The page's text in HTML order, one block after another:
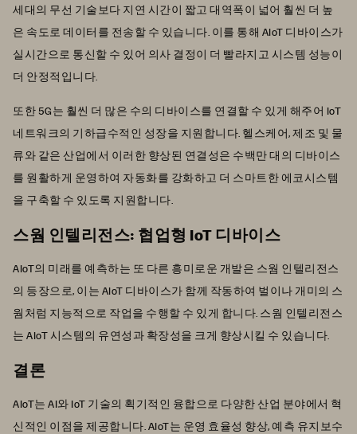
세대의 무선 기술보다 지연 시간이 짧고 대역폭이 넓어 훨씬 더 높
은 속도로 데이터를 전송할 수 있습니다. 이를 통해 AIoT 디바이스가
실시간으로 통신할 수 있어 의사 결정이 더 빨라지고 시스템 성능이
더 안정적입니다.
또한 5G는 훨씬 더 많은 수의 디바이스를 연결할 수 있게 해주어 IoT
네트워크의 기하급수적인 성장을 지원합니다. 헬스케어, 제조 및 물
류와 같은 산업에서 이러한 향상된 연결성은 수백만 대의 디바이스
를 원활하게 운영하여 자동화를 강화하고 더 스마트한 에코시스템
을 구축할 수 있도록 지원합니다.
스웜 인텔리전스: 협업형 IoT 디바이스
AIoT의 미래를 예측하는 또 다른 흥미로운 개발은 스웜 인텔리전스
의 등장으로, 이는 AIoT 디바이스가 함께 작동하여 벌이나 개미의 스
웜처럼 지능적으로 작업을 수행할 수 있게 합니다. 스웜 인텔리전스
는 AIoT 시스템의 유연성과 확장성을 크게 향상시킬 수 있습니다.
결론
AIoT는 AI와 IoT 기술의 획기적인 융합으로 다양한 산업 분야에서 혁
신적인 이점을 제공합니다. AIoT는 운영 효율성 향상, 예측 유지보수